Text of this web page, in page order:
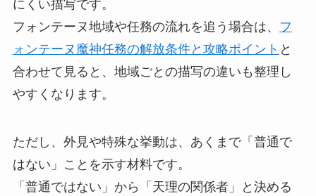
にくい描写です。
フォンテーヌ地域や任務の流れを追う場合は、
フ
ォンテーヌ魔神任務の解放条件と攻略ポイント と
合わせて見ると、地域ごとの描写の違いも整理し
やすくなります。
ただし、外見や特殊な挙動は、あくまで「普通で
はない」ことを示す材料です。
「普通ではない」から「天理の関係者」と決める